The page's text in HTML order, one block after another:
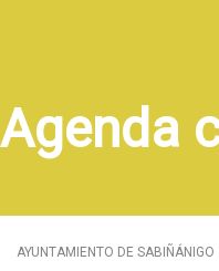
Agenda
AYUNTAMIENTO DE SABIÑÁNIGO